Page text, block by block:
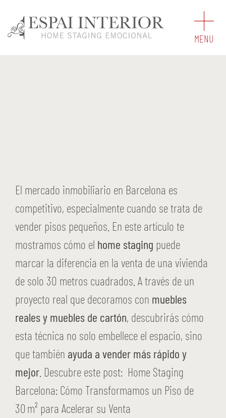
MENU
El mercado inmobiliario en Barcelona es
competitivo, especialmente cuando se trata de
vender pisos pequeños. En este artículo te
mostramos cómo el home staging puede
marcar la diferencia en la venta de una vivienda
de solo 30 metros cuadrados. A través de un
proyecto real que decoramos con muebles
reales y muebles de cartón, descubrirás cómo
esta técnica no solo embellece el espacio, sino
que también ayuda a vender más rápido y
mejor . Descubre este post: Home Staging
Barcelona: Cómo Transformamos un Piso de
30 m² para Acelerar su Venta